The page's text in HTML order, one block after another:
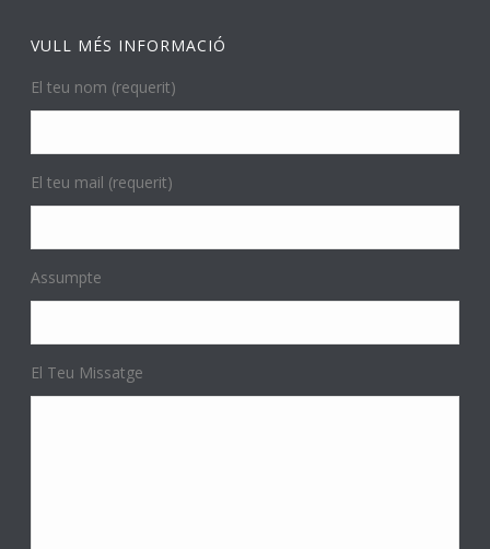
VULL MÉS INFORMACIÓ
El teu nom (requerit)
El teu mail (requerit)
Assumpte
El Teu Missatge